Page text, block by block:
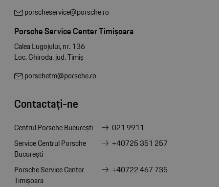
porscheservice@porsche.ro
Porsche Service Center Timișoara
Calea Lugojului, nr. 136
Loc. Ghiroda, jud. Timiș
porschetm@porsche.ro
Contactați-ne
Centrul Porsche București
021 9911
Service Centrul Porsche
București
+40725 351 257
Porsche Service Center
Timișoara
+40722 467 735